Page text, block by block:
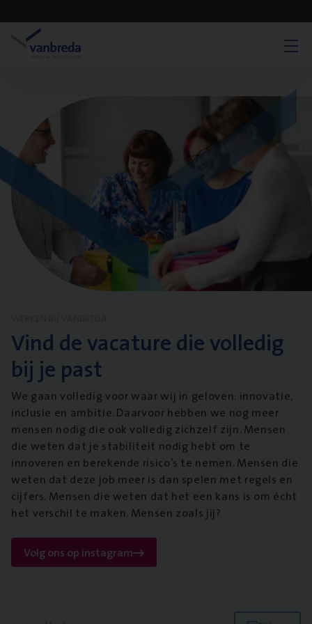
Vind de vacature die volledig
bij je past
We gaan volledig voor waar wij in geloven: innovatie,
inclusie en ambitie. Daarvoor hebben we nog meer
mensen nodig die ook volledig zichzelf zijn. Mensen
die weten dat je stabiliteit nodig hebt om te
innoveren en berekende risico’s te nemen. Mensen die
weten dat deze job meer is dan spelen met regels en
cijfers. Mensen die weten dat het een kans is om écht
het verschil te maken. Mensen zoals jij?
Volg ons op instagram